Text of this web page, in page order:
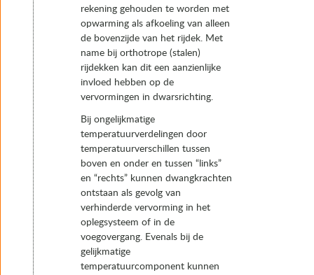
4. Typen opleggingen
5. Het keuzeproces van oplegsystemen en opleggingen
6. Realisatie
7. Instandhouding
rekening gehouden te worden met
opwarming als afkoeling van alleen
de bovenzijde van het rijdek. Met
name bij orthotrope (stalen)
rijdekken kan dit een aanzienlijke
invloed hebben op de
vervormingen in dwarsrichting.
Bij ongelijkmatige
temperatuurverdelingen door
temperatuurverschillen tussen
boven en onder en tussen “links”
en “rechts” kunnen dwangkrachten
ontstaan als gevolg van
verhinderde vervorming in het
oplegsysteem of in de
voegovergang. Evenals bij de
gelijkmatige
temperatuurcomponent kunnen